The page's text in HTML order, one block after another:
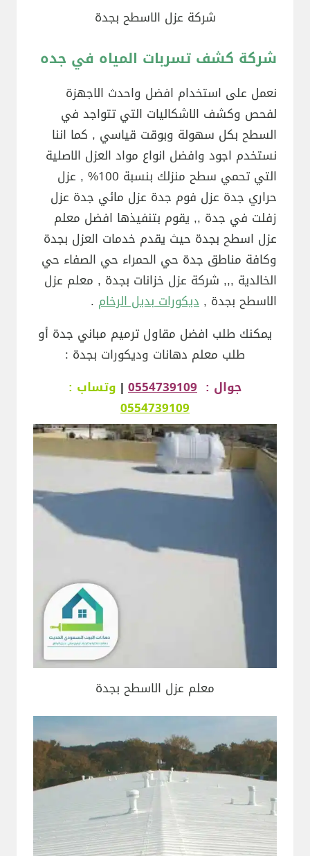
شركة عزل الاسطح بجدة
شركة كشف تسربات المياه في جده
نعمل على استخدام افضل واحدث الاجهزة
لفحص وكشف الاشكاليات التي تتواجد في
السطح بكل سهولة وبوقت قياسي , كما اننا
نستخدم اجود وافضل انواع مواد العزل الاصلية
التي تحمي سطح منزلك بنسبة 100% , عزل
حراري جدة عزل فوم جدة عزل مائي جدة عزل
زفلت في جدة ,, يقوم بتنفيذها افضل معلم
عزل اسطح بجدة حيث يقدم خدمات العزل بجدة
وكافة مناطق جدة حي الحمراء حي الصفاء حي
الخالدية ,,, شركة عزل خزانات بجدة , معلم عزل
الاسطح بجدة , ديكورات بديل الرخام .
يمكنك طلب افضل مقاول ترميم مباني جدة أو
طلب معلم دهانات وديكورات بجدة :
جوال : 0554739109
| وتساب :
0554739109
معلم عزل الاسطح بجدة